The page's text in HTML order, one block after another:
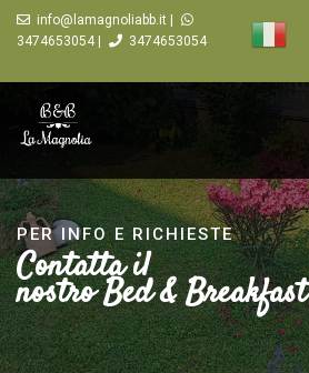
info@lamagnoliabb.it |
3474653054 |
3474653054
PER INFO E RICHIESTE
Contatta il
nostro Bed & Breakfast